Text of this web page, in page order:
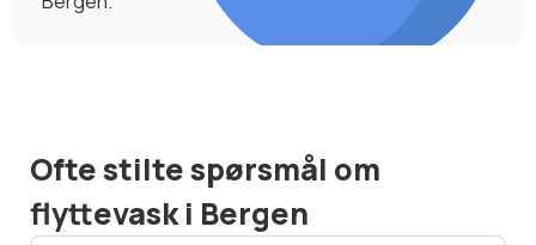
Ofte stilte spørsmål om
flyttevask i Bergen